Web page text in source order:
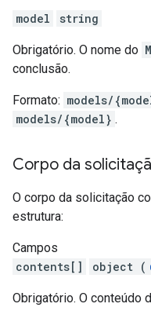
model string
Obrigatório. O nome do
conclusão.
Formato: models/
models/{model} .
Corpo da
O corpo da solicitação
estrutura:
Campos
contents[]
object (
Obrigatório. O conteúdo